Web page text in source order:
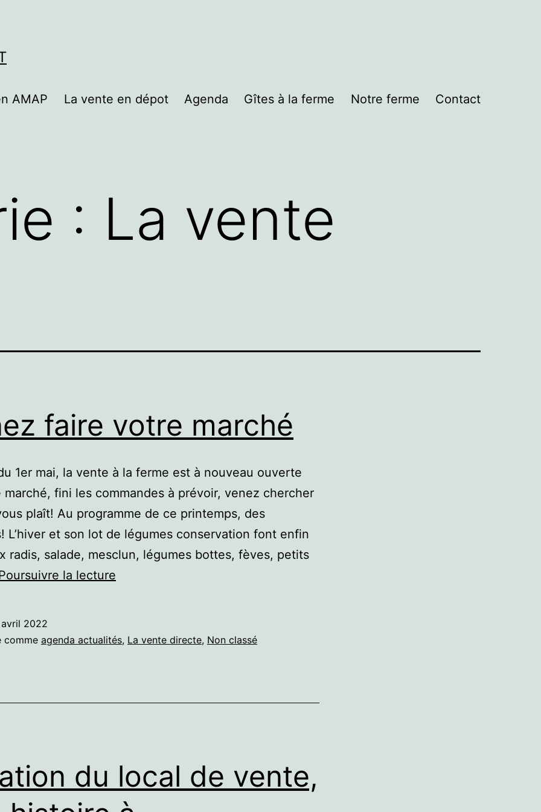
AMAP La vente en dépot Agenda Gîtes à la ferme Notre ferme Contact
: La vente
faire votre marché
1er mai, la vente à la ferme est à nouveau ouverte
marché, fini les commandes à prévoir, venez chercher
plaît! Au programme de ce printemps, des
L’hiver et son lot de légumes conservation font enfin
radis, salade, mesclun, légumes bottes, fèves, petits
la lecture
marché
2022
comme agenda actualités, La vente directe, Non classé
du local de vente,